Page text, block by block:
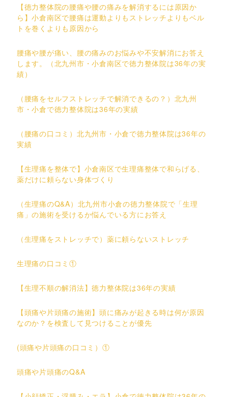
【徳力整体院の腰痛や腰の痛みを解消するには原因か
ら】小倉南区で腰痛は運動よりもストレッチよりもベル
トを巻くよりも原因から
腰痛や腰が痛い、腰の痛みのお悩みや不安解消にお答え
します。（北九州市・小倉南区で徳力整体院は36年の実
績）
（腰痛をセルフストレッチで解消できるの？）北九州
市・小倉で徳力整体院は36年の実績
（腰痛の口コミ）北九州市・小倉で徳力整体院は36年の
実績
【生理痛を整体で】小倉南区で生理痛整体で和らげる、
薬だけに頼らない身体づくり
（生理痛のQ&A）北九州市小倉の徳力整体院で「生理
痛」の施術を受けるか悩んでいる方にお答え
（生理痛をストレッチで）薬に頼らないストレッチ
生理痛の口コミ①
【生理不順の解消法】徳力整体院は36年の実績
【頭痛や片頭痛の施術】頭に痛みが起きる時は何が原因
なのか？を検査して見つけることが優先
(頭痛や片頭痛の口コミ）①
頭痛や片頭痛のQ&A